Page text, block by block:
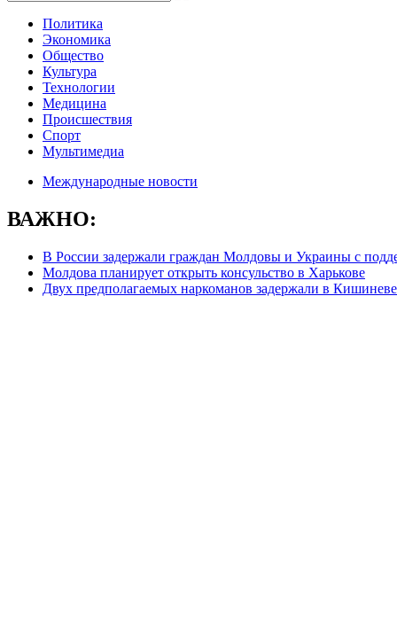
Политика
Экономика
Общество
Культура
Технологии
Медицина
Происшествия
Спорт
Мультимедиа
Международные новости
ВАЖНО:
В России задержали граждан Молдовы и Украины с
Молдова планирует открыть консульство в Харькове
Двух предполагаемых наркоманов задержали в Кишиневе